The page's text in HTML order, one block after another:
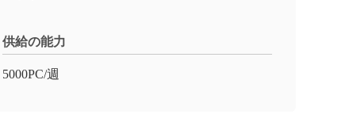
供給の能力
5000PC/週